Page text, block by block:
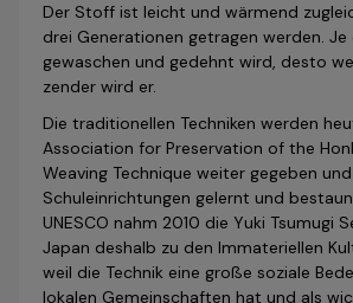
Der Stoff ist leicht und wärmend
drei Generationen getragen werden.
gewaschen und gedehnt wird, desto
zen­der wird er.
Die traditionellen Techniken werden
Association for Preservation of the
Weaving Technique weiter gegeben
Schuleinrichtungen gelernt und
UNESCO nahm 2010 die Yuki Tsumugi
Japan deshalb zu den Immateriellen
weil die Technik eine große soziale
lokalen Gemeinschaften hat und als